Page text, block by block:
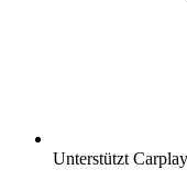
Unterstützt